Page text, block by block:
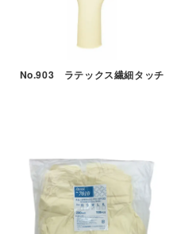
No.903 ラテックス繊細タッチ